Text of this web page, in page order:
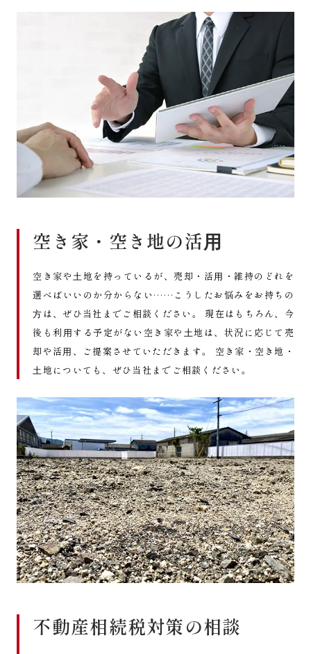
空き家・空き地の活⽤
空き家や⼟地を持っているが、売却・活⽤・維持のどれを
選べばいいのか分からない……こうしたお悩みをお持ちの
⽅は、ぜひ当社までご相談ください。 現在はもちろん、今
後も利⽤する予定がない空き家や⼟地は、状況に応じて売
却や活⽤、ご提案させていただきます。 空き家・空き地・
⼟地についても、ぜひ当社までご相談ください。
不動産相続税対策の相談